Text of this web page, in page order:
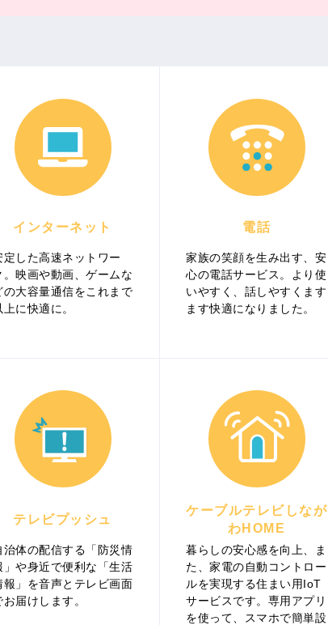
インターネット
定した高速ネットワー
。映画や動画、ゲームな
の大容量通信をこれまで
上に快適に。
電話
家族の笑顔を生み出す、安
心の電話サービス。より使
いやすく、話しやすくます
ます快適になりました。
テレビプッシュ
治体の配信する「防災情
」や身近で便利な「生活
報」を音声とテレビ画面
お届けします。
ケーブルテレビしなが
わHOME
暮らしの安心感を向上、ま
た、家電の自動コントロー
ルを実現する住まい用IoT
サービスです。専用アプリ
を使って、スマホで簡単設